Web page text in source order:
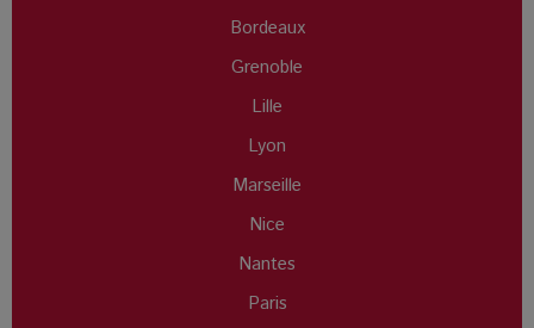
Bordeaux
Grenoble
Lille
Lyon
Marseille
Nice
Nantes
Paris